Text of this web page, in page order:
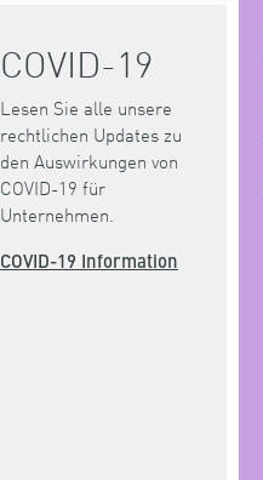
COVID-19
Lesen Sie alle unsere
rechtlichen Updates zu
den Auswirkungen von
COVID-19 für
Unternehmen.
COVID-19 Information